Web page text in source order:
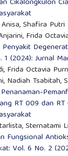
Shafira
Frida
(2024): Jurnal
Frida Octavia
Nadiah Tsabitah,
RT 009 dan RT
Sternatami
Fungsional
Vol. 6 No. 2